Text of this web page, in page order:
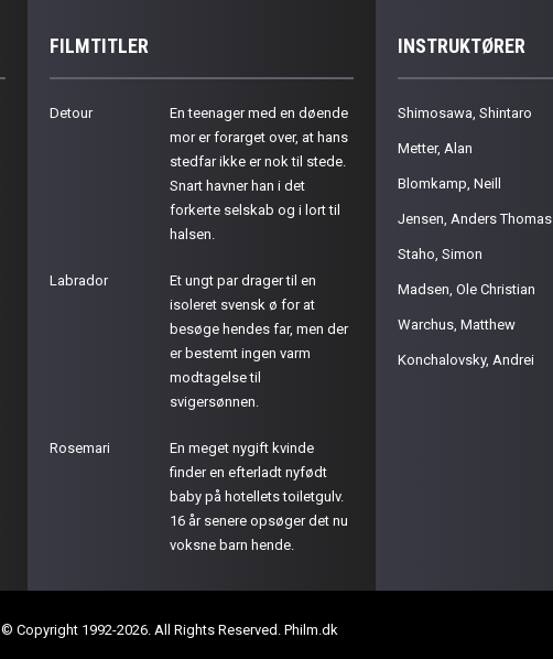
FILMTITLER
Detour
En teenager med en døende
mor er forarget over, at hans
stedfar ikke er nok til stede.
Snart havner han i det
forkerte selskab og i lort til
halsen.
Labrador
Et ungt par drager til en
isoleret svensk ø for at
besøge hendes far, men der
er bestemt ingen varm
modtagelse til
svigersønnen.
Rosemari
En meget nygift kvinde
finder en efterladt nyfødt
baby på hotellets toiletgulv.
16 år senere opsøger det nu
voksne barn hende.
INSTRUKTØRER
Shimosawa, Shintaro
Metter, Alan
Blomkamp, Neill
Jensen, Anders Thomas
Staho, Simon
Madsen, Ole Christian
Warchus, Matthew
Konchalovsky, Andrei
© Copyright 1992-2026. All Rights Reserved. Philm.dk